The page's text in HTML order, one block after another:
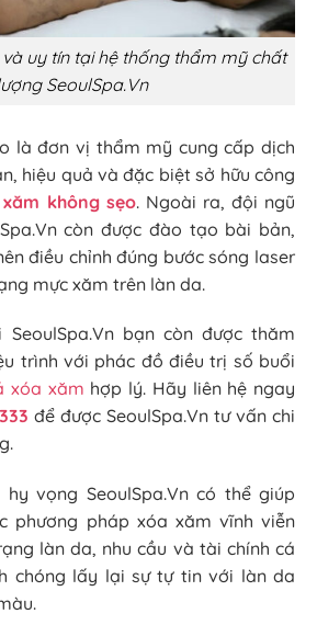
uy tín tại hệ thống thẩm mỹ chất
SeoulSpa.Vn
là đơn vị thẩm mỹ cung cấp dịch
hiệu quả và đặc biệt sở hữu công
không sẹo. Ngoài ra, đội ngũ
còn được đào tạo bài bản,
điều chỉnh đúng bước sóng laser
mực xăm trên làn da.
bạn còn được thăm
trình với phác đồ điều trị số buổi
xóa xăm hợp lý. Hãy liên hệ ngay
để được SeoulSpa.Vn tư vấn chi
vọng SeoulSpa.Vn có thể giúp
phương pháp xóa xăm vĩnh viễn
làn da, nhu cầu và tài chính cá
chóng lấy lại sự tự tin với làn da